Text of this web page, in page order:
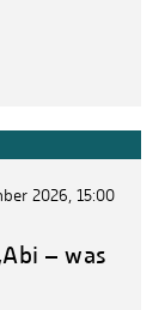
2026, 15:00
– was